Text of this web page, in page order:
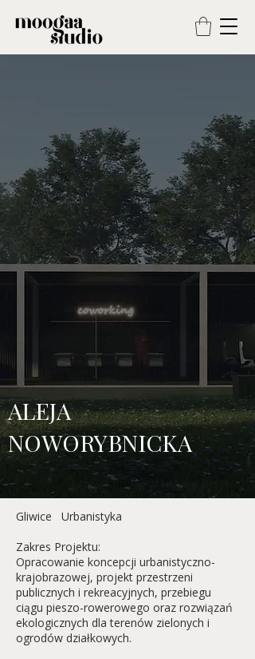
ALEJA
NOWORYBNICKA
Gliwice Urbanistyka
Zakres Projektu:
Opracowanie koncepcji urbanistyczno-
krajobrazowej, projekt przestrzeni
publicznych i rekreacyjnych, przebiegu
ciągu pieszo-rowerowego oraz rozwiązań
ekologicznych dla terenów zielonych i
ogrodów działkowych.